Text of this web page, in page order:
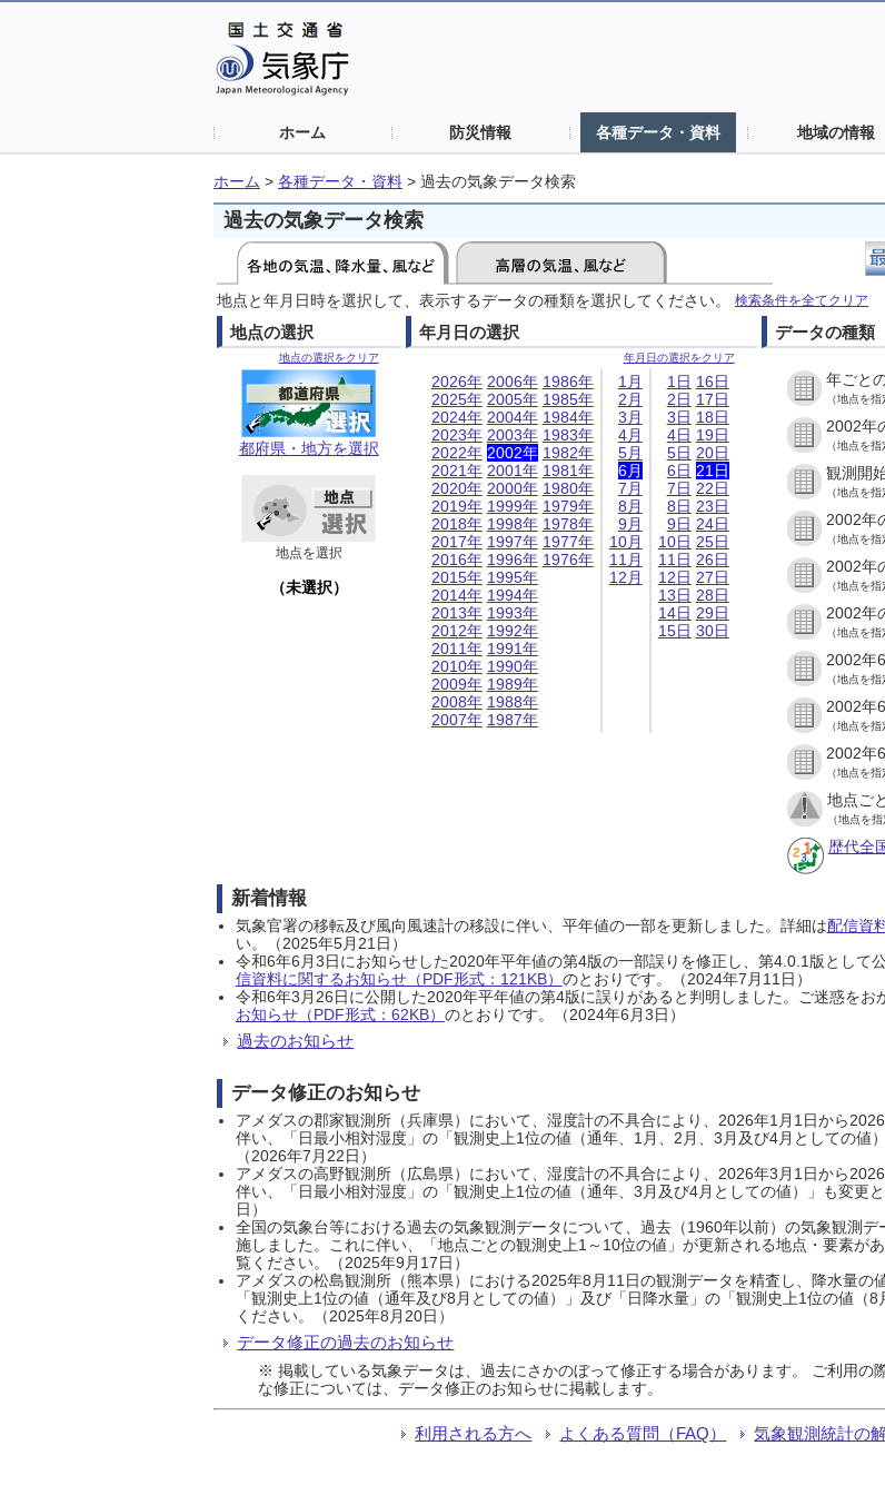
ホーム 防災情報 各種データ・資料 地域の情報
ホーム > 各種データ・資料 > 過去の気象データ検索
過去の気象データ検索
地点と年月日時を選択して、表示するデータの種類を選択してください。 検索条件を全てクリア
地点の選択
地点の選択をクリア
都府県・地方を選択
地点を選択
（未選択）
年月日の選択
年月日の選択をクリア
2026年
2025年
2024年
2023年
2022年
2021年
2020年
2019年
2018年
2017年
2016年
2015年
2014年
2013年
2012年
2011年
2010年
2009年
2008年
2007年
2006年
2005年
2004年
2003年
2002年
2001年
2000年
1999年
1998年
1997年
1996年
1995年
1994年
1993年
1992年
1991年
1990年
1989年
1988年
1987年
1986年
1985年
1984年
1983年
1982年
1981年
1980年
1979年
1978年
1977年
1976年
1月
2月
3月
4月
5月
6月
7月
8月
9月
10月
11月
12月
1日
2日
3日
4日
5日
6日
7日
8日
9日
10日
11日
12日
13日
14日
15日
16日
17日
18日
19日
20日
21日
22日
23日
24日
25日
26日
27日
28日
29日
30日
データの種類
年ごと
（地点を
2002年
（地点を
観測開
（地点を
2002年
（地点を
2002年
（地点を
2002年
（地点を
2002年
（地点を
2002年
（地点を
2002年
（地点を
地点ご
（地点を
歴代全
新着情報
気象官署の移転及び風向風速計の移設に伴い、平年値の一部を更新しました。詳細は配信資
い。（2025年5月21日）
令和6年6月3日にお知らせした2020年平年値の第4版の一部誤りを修正し、第4.0.1版として
信資料に関するお知らせ（PDF形式：121KB） のとおりです。（2024年7月11日）
令和6年3月26日に公開した2020年平年値の第4版に誤りがあると判明しました。ご迷惑をお
お知らせ（PDF形式：62KB） のとおりです。（2024年6月3日）
過去のお知らせ
データ修正のお知らせ
アメダスの郡家観測所（兵庫県）において、湿度計の不具合により、2026年1月1日から
伴い、「日最小相対湿度」の「観測史上1位の値（通年、1月、2月、3月及び4月としての値
（2026年7月22日）
アメダスの高野観測所（広島県）において、湿度計の不具合により、2026年3月1日から
伴い、「日最小相対湿度」の「観測史上1位の値（通年、3月及び4月としての値）」も変更
日）
全国の気象台等における過去の気象観測データについて、過去（1960年以前）の気象観測
施しました。これに伴い、「地点ごとの観測史上1～10位の値」が更新される地点・要素が
覧ください。（2025年9月17日）
アメダスの松島観測所（熊本県）における2025年8月11日の観測データを精査し、降水量
「観測史上1位の値（通年及び8月としての値）」及び「日降水量」の「観測史上1位の値（
ください。（2025年8月20日）
データ修正の過去のお知らせ
※ 掲載している気象データは、過去にさかのぼって修正する場合があります。 ご利用の
な修正については、データ修正のお知らせに掲載します。
利用される方へ よくある質問（FAQ） 気象観測統計の